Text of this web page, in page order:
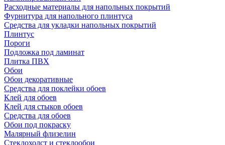
Расходные материалы для напольных покрытий
Фурнитура для напольного плинтуса
Средства для укладки напольных покрытий
Плинтус
Пороги
Подложка под ламинат
Плитка ПВХ
Обои
Обои декоративные
Средства для поклейки обоев
Клей для обоев
Клей для стыков обоев
Средства для обоев
Обои под покраску
Малярный флизелин
Стеклохолст и стеклообои